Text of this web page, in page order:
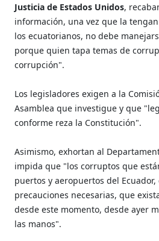
Justicia de Estados Unidos,
información, una vez que la
los ecuatorianos, no debe
porque quien tapa temas de
corrupción".
Los legisladores exigen a la
Asamblea que investigue y que
conforme reza la Constitución".
Asimismo, exhortan al
impida que "los corruptos que
puertos y aeropuertos del
precauciones necesarias, que
desde este momento, desde ayer
las manos".